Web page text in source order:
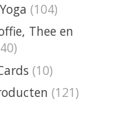
(104)
Thee en
(10)
(121)